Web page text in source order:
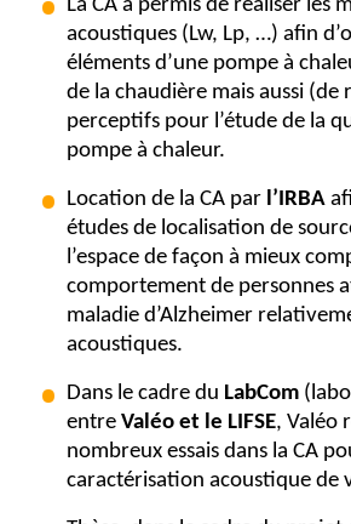
La CA a permis de réaliser les
acoustiques (Lw, Lp, …) afin
éléments d’une pompe à
de la chaudière mais aussi (de
perceptifs pour l’étude de la
pompe à chaleur.
Location de la CA par l’IRBA
études de localisation de
l’espace de façon à mieux
comportement de personnes
maladie d’Alzheimer
acoustiques.
Dans le cadre du LabCom
entre Valéo et le LIFSE, Valéo
nombreux essais dans la CA
caractérisation acoustique de